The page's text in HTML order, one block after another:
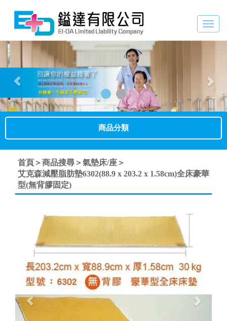
Previous
商品分類
首頁＞商品搜尋＞氣墊床/座＞
艾克森減壓脂肪墊6302(88.9 x 203.2 x 1.58cm)全床豪華
型(無背膠固定)